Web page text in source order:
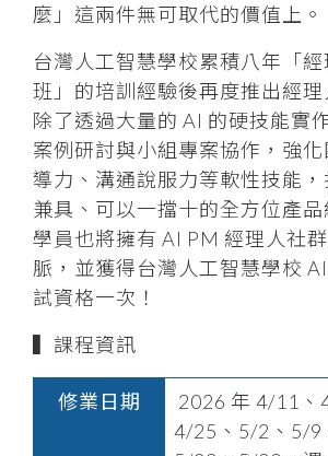
麼」這兩件無可取代的價值上。
台灣人工智慧學校累積八年「
班」的培訓經驗後再度推出經理
除了透過大量的 AI 的硬技能實
案例研討與小組專案協作，強
導力、溝通說服力等軟性技能
兼具、可以一擋十的全方位產
學員也將擁有 AI PM 經理人社群
脈 ，並獲得台灣人工智慧學校
試資格一次！
▍課程資訊
修業日期
2026 年 4/11、
4/25、5/2、5/9